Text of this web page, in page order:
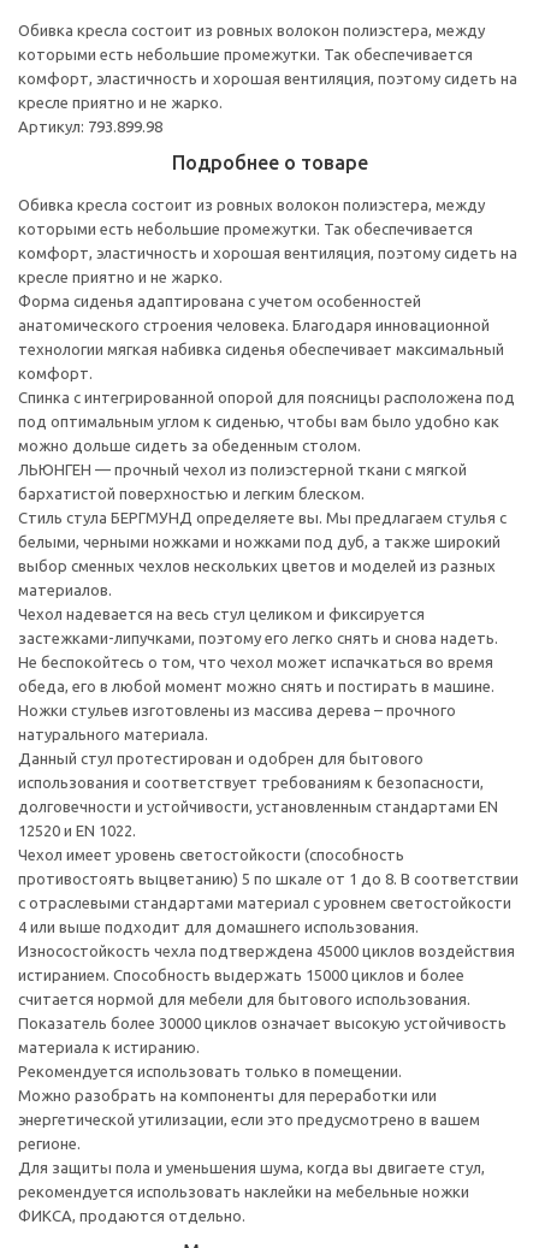
Обивка кресла состоит из ровных волокон полиэстера, между
которыми есть небольшие промежутки. Так обеспечивается
комфорт, эластичность и хорошая вентиляция, поэтому сидеть на
кресле приятно и не жарко.
Артикул: 793.899.98
Подробнее о товаре
Обивка кресла состоит из ровных волокон полиэстера, между
которыми есть небольшие промежутки. Так обеспечивается
комфорт, эластичность и хорошая вентиляция, поэтому сидеть на
кресле приятно и не жарко.
Форма сиденья адаптирована с учетом особенностей
анатомического строения человека. Благодаря инновационной
технологии мягкая набивка сиденья обеспечивает максимальный
комфорт.
Спинка с интегрированной опорой для поясницы расположена под
под оптимальным углом к сиденью, чтобы вам было удобно как
можно дольше сидеть за обеденным столом.
ЛЬЮНГЕН — прочный чехол из полиэстерной ткани с мягкой
бархатистой поверхностью и легким блеском.
Стиль стула БЕРГМУНД определяете вы. Мы предлагаем стулья с
белыми, черными ножками и ножками под дуб, а также широкий
выбор сменных чехлов нескольких цветов и моделей из разных
материалов.
Чехол надевается на весь стул целиком и фиксируется
застежками-липучками, поэтому его легко снять и снова надеть.
Не беспокойтесь о том, что чехол может испачкаться во время
обеда, его в любой момент можно снять и постирать в машине.
Ножки стульев изготовлены из массива дерева – прочного
натурального материала.
Данный стул протестирован и одобрен для бытового
использования и соответствует требованиям к безопасности,
долговечности и устойчивости, установленным стандартами EN
12520 и EN 1022.
Чехол имеет уровень светостойкости (способность
противостоять выцветанию) 5 по шкале от 1 до 8. В соответствии
с отраслевыми стандартами материал с уровнем светостойкости
4 или выше подходит для домашнего использования.
Износостойкость чехла подтверждена 45000 циклов воздействия
истиранием. Способность выдержать 15000 циклов и более
считается нормой для мебели для бытового использования.
Показатель более 30000 циклов означает высокую устойчивость
материала к истиранию.
Рекомендуется использовать только в помещении.
Можно разобрать на компоненты для переработки или
энергетической утилизации, если это предусмотрено в вашем
регионе.
Для защиты пола и уменьшения шума, когда вы двигаете стул,
рекомендуется использовать наклейки на мебельные ножки
ФИКСА, продаются отдельно.